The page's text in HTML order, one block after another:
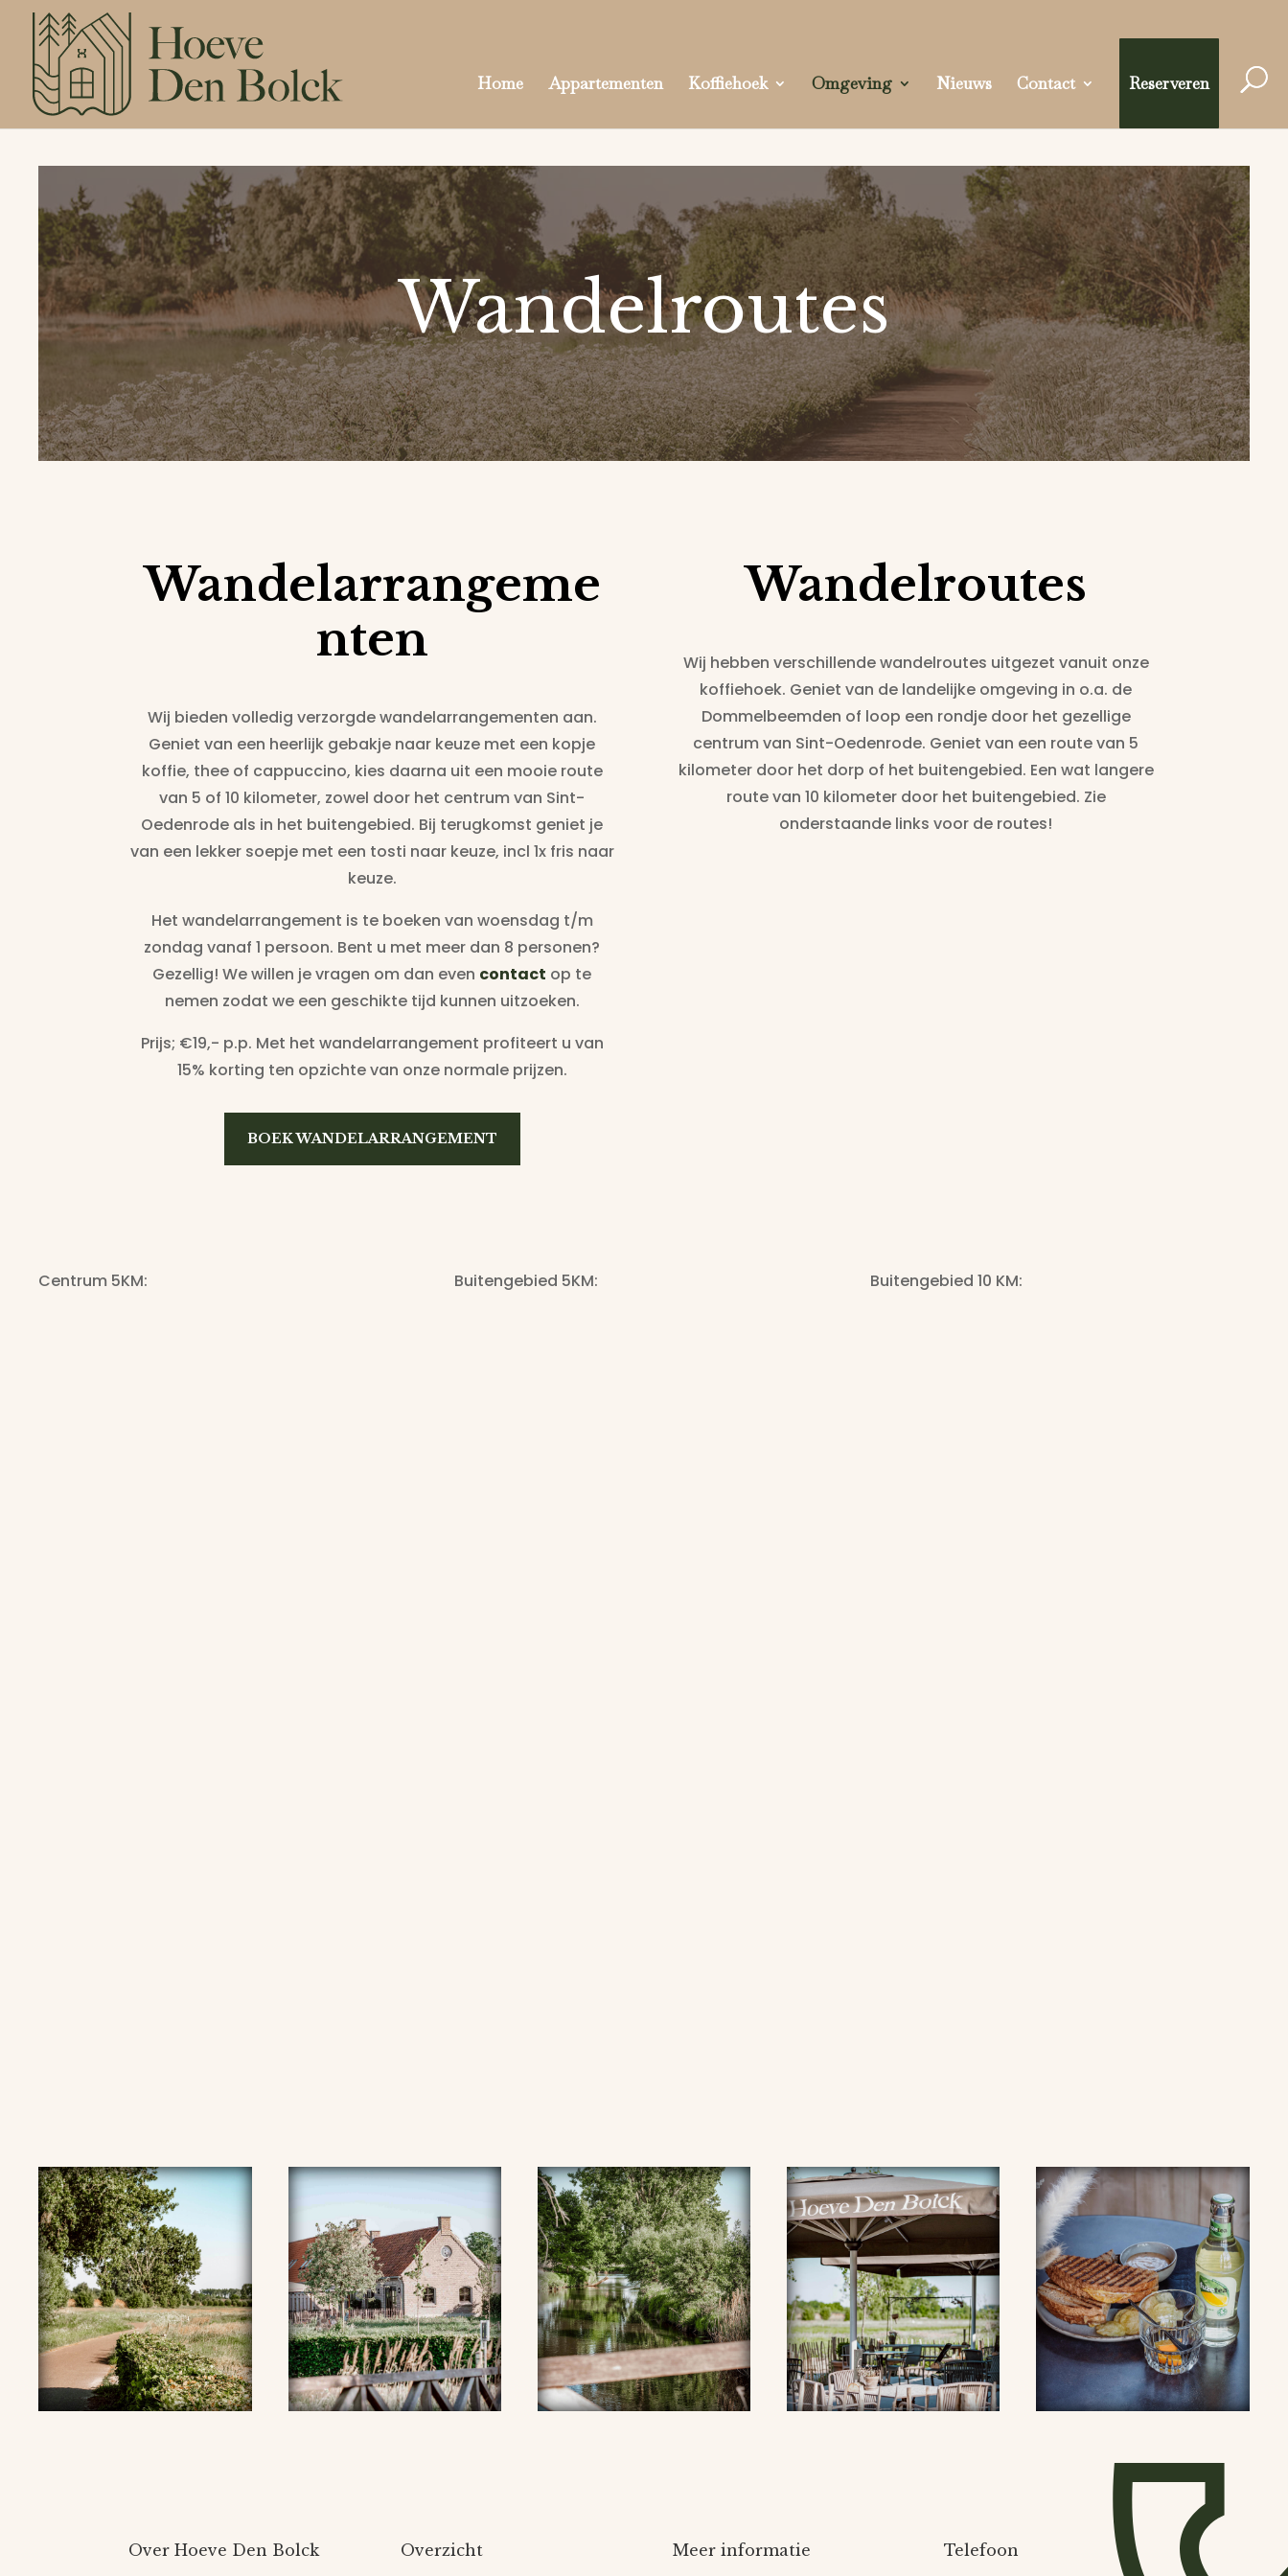
Home Appartementen Koffiehoek Omgeving Nieuws Contact Reserveren
Wandelroutes
Wandelarrangeme
nten
Wij bieden volledig verzorgde wandelarrangementen aan.
Geniet van een heerlijk gebakje naar keuze met een kopje
koffie, thee of cappuccino, kies daarna uit een mooie route
van 5 of 10 kilometer, zowel door het centrum van Sint-
Oedenrode als in het buitengebied. Bij terugkomst geniet je
van een lekker soepje met een tosti naar keuze, incl 1x fris naar
keuze.
Het wandelarrangement is te boeken van woensdag t/m
zondag vanaf 1 persoon. Bent u met meer dan 8 personen?
Gezellig! We willen je vragen om dan even contact op te
nemen zodat we een geschikte tijd kunnen uitzoeken.
Prijs; €19,- p.p. Met het wandelarrangement profiteert u van
15% korting ten opzichte van onze normale prijzen.
BOEK WANDELARRANGEMENT
Wandelroutes
Wij hebben verschillende wandelroutes uitgezet vanuit onze
koffiehoek. Geniet van de landelijke omgeving in o.a. de
Dommelbeemden of loop een rondje door het gezellige
centrum van Sint-Oedenrode. Geniet van een route van 5
kilometer door het dorp of het buitengebied. Een wat langere
route van 10 kilometer door het buitengebied. Zie
onderstaande links voor de routes!
Centrum 5KM: Buitengebied 5KM: Buitengebied 10 KM:
Over Hoeve Den Bolck Overzicht Meer informatie Telefoon